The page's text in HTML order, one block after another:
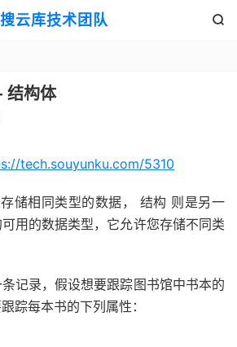
搜云库技术团队 
结构体
tech.souyunku.com/5310
储相同类型的数据， 结构 则是另一
用的数据类型，它允许您存储不同类
记录，假设想要跟踪图书馆中书本的
踪每本书的下列属性：